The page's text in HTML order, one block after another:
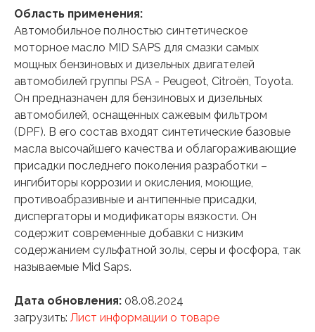
Область применения:
Автомобильное полностью синтетическое
моторное масло MID SAPS для смазки самых
мощных бензиновых и дизельных двигателей
автомобилей группы PSA - Peugeot, Citroën, Toyota.
Он предназначен для бензиновых и дизельных
автомобилей, оснащенных сажевым фильтром
(DPF). В его состав входят синтетические базовые
масла высочайшего качества и облагораживающие
присадки последнего поколения разработки –
ингибиторы коррозии и окисления, моющие,
противоабразивные и антипенные присадки,
диспергаторы и модификаторы вязкости. Он
содержит современные добавки с низким
содержанием сульфатной золы, серы и фосфора, так
называемые Mid Saps.
Дата обновления: 08.08.2024
загрузить: Лист информации о товаре